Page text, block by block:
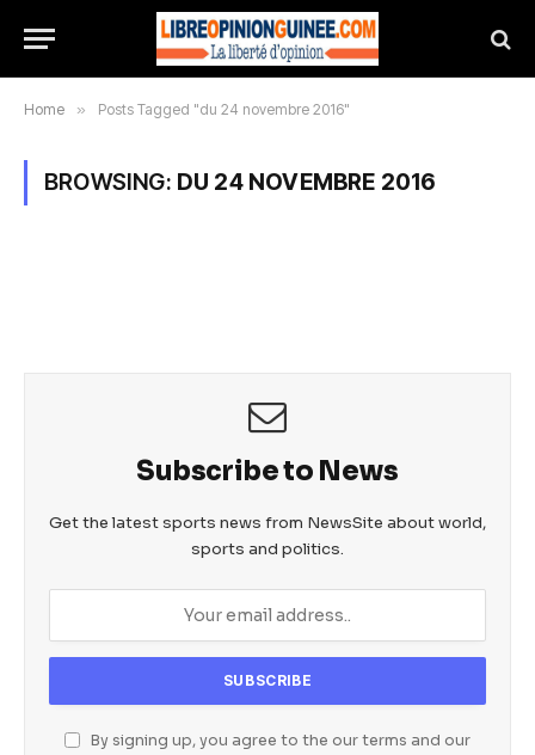
Home » Posts Tagged "du 24 novembre 2016"
BROWSING: DU 24 NOVEMBRE 2016
Subscribe to News
Get the latest sports news from NewsSite about world,
sports and politics.
By signing up, you agree to the our terms and our